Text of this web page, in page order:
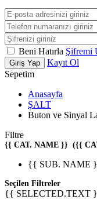
Beni Hatırla Şifremi
Giriş Yap
Kayıt Ol
Sepetim
Anasayfa
ŞALT
Buton ve Sinyal
Filtre
{{ CAT. NAME }} ({{
{{ SUB. NAME
Seçilen Filtreler
{{ SELECTED.TEXT